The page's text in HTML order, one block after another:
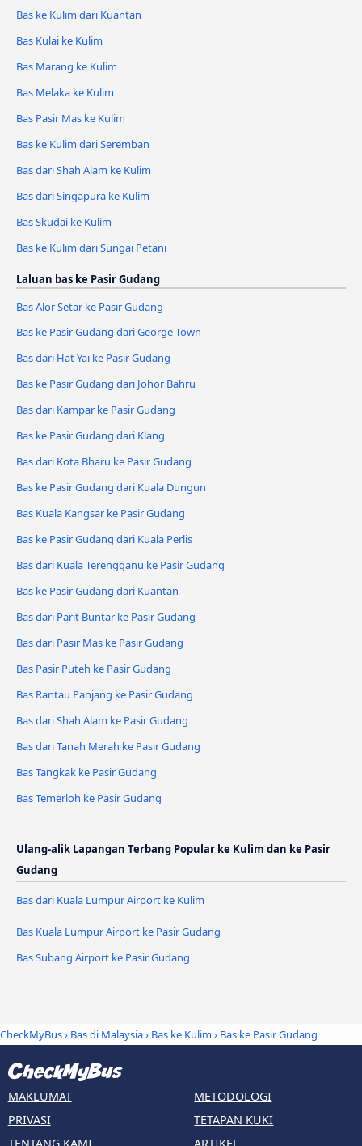
Bas ke Kulim dari Kuantan
Bas Kulai ke Kulim
Bas Marang ke Kulim
Bas Melaka ke Kulim
Bas Pasir Mas ke Kulim
Bas ke Kulim dari Seremban
Bas dari Shah Alam ke Kulim
Bas dari Singapura ke Kulim
Bas Skudai ke Kulim
Bas ke Kulim dari Sungai Petani
Laluan bas ke Pasir Gudang
Bas Alor Setar ke Pasir Gudang
Bas ke Pasir Gudang dari George Town
Bas dari Hat Yai ke Pasir Gudang
Bas ke Pasir Gudang dari Johor Bahru
Bas dari Kampar ke Pasir Gudang
Bas ke Pasir Gudang dari Klang
Bas dari Kota Bharu ke Pasir Gudang
Bas ke Pasir Gudang dari Kuala Dungun
Bas Kuala Kangsar ke Pasir Gudang
Bas ke Pasir Gudang dari Kuala Perlis
Bas dari Kuala Terengganu ke Pasir Gudang
Bas ke Pasir Gudang dari Kuantan
Bas dari Parit Buntar ke Pasir Gudang
Bas dari Pasir Mas ke Pasir Gudang
Bas Pasir Puteh ke Pasir Gudang
Bas Rantau Panjang ke Pasir Gudang
Bas dari Shah Alam ke Pasir Gudang
Bas dari Tanah Merah ke Pasir Gudang
Bas Tangkak ke Pasir Gudang
Bas Temerloh ke Pasir Gudang
Ulang-alik Lapangan Terbang Popular ke Kulim dan ke Pasir
Gudang
Bas dari Kuala Lumpur Airport ke Kulim
Bas Kuala Lumpur Airport ke Pasir Gudang
Bas Subang Airport ke Pasir Gudang
CheckMyBus› Bas di Malaysia› Bas ke Kulim › Bas ke Pasir Gudang
MAKLUMAT
PRIVASI
METODOLOGI
TETAPAN KUKI